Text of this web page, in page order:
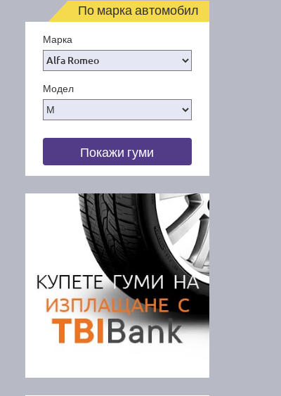
По марка автомобил
Марка
Модел
Покажи гуми